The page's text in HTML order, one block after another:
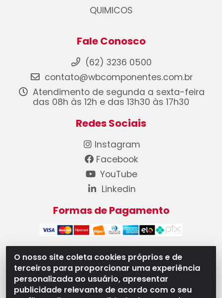
O nosso site coleta cookies próprios e de
terceiros para proporcionar uma experiência
personalizada ao usuário, apresentar
publicidade relevante de acordo com o seu
QUIMICOS
Fale Conosco
(62) 3236 0500
contato@wbcomponentes.com.br
Atendimento de segunda a sexta-feira
das 08h às 12h e das 13h30 às 17h30
Redes Sociais
Instagram
Facebook
YouTube
Linkedin
Formas de Pagamento
WB Componentes Automotivos LTDA - CNPJ
08.528.393/0001-12 - Rua do Níquel, 667 - Parque
Oeste Industrial, Goiânia/GO - CEP 74375-660